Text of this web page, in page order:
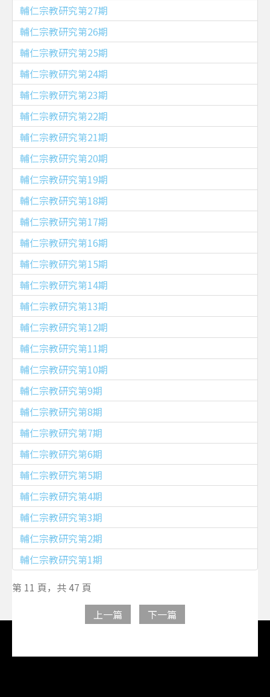
輔仁宗教研究第27期
輔仁宗教研究第26期
輔仁宗教研究第25期
輔仁宗教研究第24期
輔仁宗教研究第23期
輔仁宗教研究第22期
輔仁宗教研究第21期
輔仁宗教研究第20期
輔仁宗教研究第19期
輔仁宗教研究第18期
輔仁宗教研究第17期
輔仁宗教研究第16期
輔仁宗教研究第15期
輔仁宗教研究第14期
輔仁宗教研究第13期
輔仁宗教研究第12期
輔仁宗教研究第11期
輔仁宗教研究第10期
輔仁宗教研究第9期
輔仁宗教研究第8期
輔仁宗教研究第7期
輔仁宗教研究第6期
輔仁宗教研究第5期
輔仁宗教研究第4期
輔仁宗教研究第3期
輔仁宗教研究第2期
輔仁宗教研究第1期
第 11 頁，共 47 頁
上一篇
下一篇